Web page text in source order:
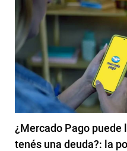
¿Mercado Pago
tenés una deuda?: la